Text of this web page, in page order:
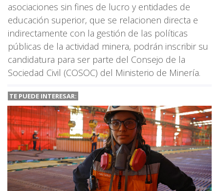
asociaciones sin fines de lucro y entidades de
educación superior, que se relacionen directa e
indirectamente con la gestión de las políticas
públicas de la actividad minera, podrán inscribir su
candidatura para ser parte del Consejo de la
Sociedad Civil (COSOC) del Ministerio de Minería.
TE PUEDE INTERESAR: